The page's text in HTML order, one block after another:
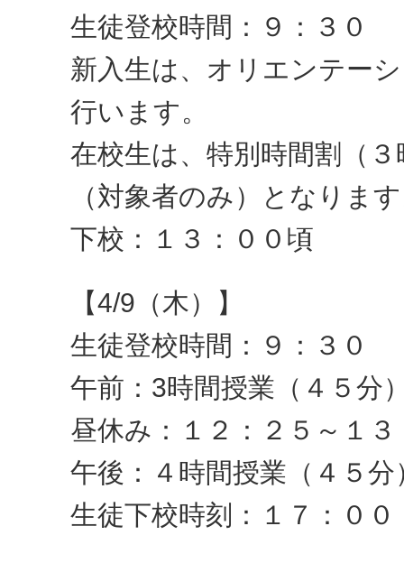
生徒登校時間：９：３０
新入生は、オリエンテー
行います。
在校生は、特別時間割（
（対象者のみ）となりま
下校：１３：００頃
【4/9（木）】
生徒登校時間：９：３０
午前：3時間授業（４５分
昼休み：１２：２５～１３
午後：４時間授業（４５分
生徒下校時刻：１７：００